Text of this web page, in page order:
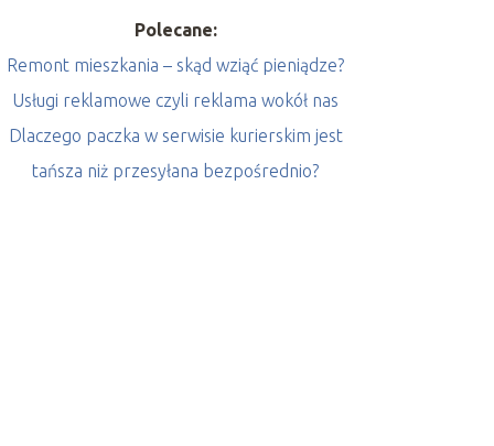
Polecane:
Remont mieszkania – skąd wziąć pieniądze?
Usługi reklamowe czyli reklama wokół nas
Dlaczego paczka w serwisie kurierskim jest
tańsza niż przesyłana bezpośrednio?